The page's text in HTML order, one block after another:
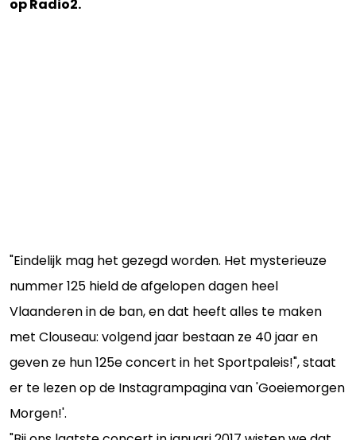
op Radio2.
"Eindelijk mag het gezegd worden. Het mysterieuze
nummer 125 hield de afgelopen dagen heel
Vlaanderen in de ban, en dat heeft alles te maken
met Clouseau: volgend jaar bestaan ze 40 jaar en
geven ze hun 125e concert in het Sportpaleis!", staat
er te lezen op de Instagrampagina van 'Goeiemorgen
Morgen!'.